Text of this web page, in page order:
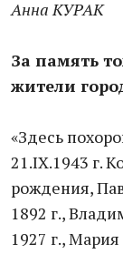
Анна КУРАК
За память
жители
«Здесь
21.IX.1943 г.
рождения,
1892 г.,
1927 г.,